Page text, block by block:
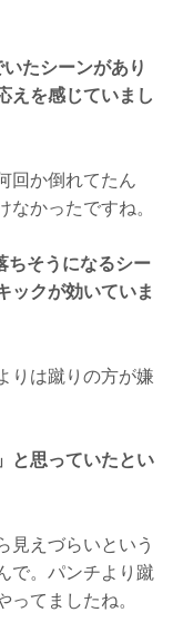
たシーンがあり
えを感じていまし
回か倒れてたん
かったですね。
ちそうになるシー
ックが効いていま
りは蹴りの方が嫌
と思っていたとい
見えづらいという
で。パンチより蹴
ってましたね。